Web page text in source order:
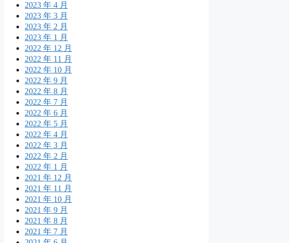
2023 年 4 月
2023 年 3 月
2023 年 2 月
2023 年 1 月
2022 年 12 月
2022 年 11 月
2022 年 10 月
2022 年 9 月
2022 年 8 月
2022 年 7 月
2022 年 6 月
2022 年 5 月
2022 年 4 月
2022 年 3 月
2022 年 2 月
2022 年 1 月
2021 年 12 月
2021 年 11 月
2021 年 10 月
2021 年 9 月
2021 年 8 月
2021 年 7 月